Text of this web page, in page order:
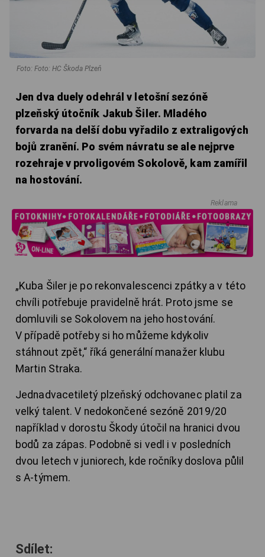
Foto: Foto: HC Škoda Plzeň
Jen dva duely odehrál v letošní sezóně
plzeňský útočník Jakub Šiler. Mladého
forvarda na delší dobu vyřadilo z extraligových
bojů zranění. Po svém návratu se ale nejprve
rozehraje v prvoligovém Sokolově, kam zamířil
na hostování.
Reklama
„Kuba Šiler je po rekonvalescenci zpátky a v této
chvíli potřebuje pravidelně hrát. Proto jsme se
domluvili se Sokolovem na jeho hostování.
V případě potřeby si ho můžeme kdykoliv
stáhnout zpět,“ říká generální manažer klubu
Martin Straka.
Jednadvacetiletý plzeňský odchovanec platil za
velký talent. V nedokončené sezóně 2019/20
například v dorostu Škody útočil na hranici dvou
bodů za zápas. Podobně si vedl i v posledních
dvou letech v juniorech, kde ročníky doslova půlil
s A-týmem.
Sdílet: